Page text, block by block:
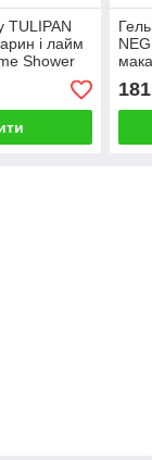
TULIPAN
і лайм
Shower
181